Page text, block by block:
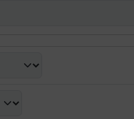
filtern.